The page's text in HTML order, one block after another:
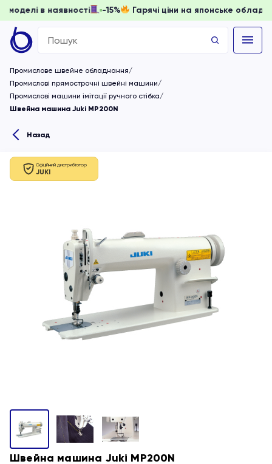
доки моделі в наявності -15% Гарячі ціни на японське
Search
for:
Промислове швейне обладнання
Промислові прямострочні швейні машини
Промислові машини імітації ручного стібка
Швейна машина Juki MP200N
Назад
Офіційний дистриб'ютор
JUKI
Швейна машина Juki MP200N